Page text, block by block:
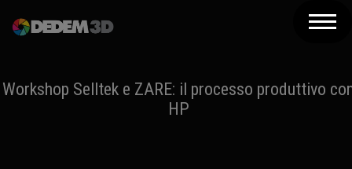
Prodotti
Workshop Selltek e ZARE: il processo produttivo
HP